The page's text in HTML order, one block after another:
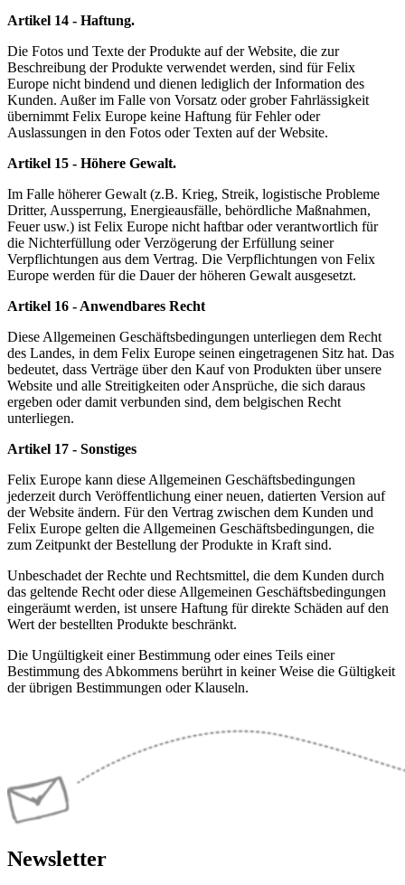
Artikel 14 - Haftung.
Die Fotos und Texte der Produkte auf der Website, die zur
Beschreibung der Produkte verwendet werden, sind für Felix
Europe nicht bindend und dienen lediglich der Information des
Kunden. Außer im Falle von Vorsatz oder grober Fahrlässigkeit
übernimmt Felix Europe keine Haftung für Fehler oder
Auslassungen in den Fotos oder Texten auf der Website.
Artikel 15 - Höhere Gewalt.
Im Falle höherer Gewalt (z.B. Krieg, Streik, logistische Probleme
Dritter, Aussperrung, Energieausfälle, behördliche Maßnahmen,
Feuer usw.) ist Felix Europe nicht haftbar oder verantwortlich für
die Nichterfüllung oder Verzögerung der Erfüllung seiner
Verpflichtungen aus dem Vertrag. Die Verpflichtungen von Felix
Europe werden für die Dauer der höheren Gewalt ausgesetzt.
Artikel 16 - Anwendbares Recht
Diese Allgemeinen Geschäftsbedingungen unterliegen dem Recht
des Landes, in dem Felix Europe seinen eingetragenen Sitz hat. Das
bedeutet, dass Verträge über den Kauf von Produkten über unsere
Website und alle Streitigkeiten oder Ansprüche, die sich daraus
ergeben oder damit verbunden sind, dem belgischen Recht
unterliegen.
Artikel 17 - Sonstiges
Felix Europe kann diese Allgemeinen Geschäftsbedingungen
jederzeit durch Veröffentlichung einer neuen, datierten Version auf
der Website ändern. Für den Vertrag zwischen dem Kunden und
Felix Europe gelten die Allgemeinen Geschäftsbedingungen, die
zum Zeitpunkt der Bestellung der Produkte in Kraft sind.
Unbeschadet der Rechte und Rechtsmittel, die dem Kunden durch
das geltende Recht oder diese Allgemeinen Geschäftsbedingungen
eingeräumt werden, ist unsere Haftung für direkte Schäden auf den
Wert der bestellten Produkte beschränkt.
Die Ungültigkeit einer Bestimmung oder eines Teils einer
Bestimmung des Abkommens berührt in keiner Weise die Gültigkeit
der übrigen Bestimmungen oder Klauseln.
Newsletter